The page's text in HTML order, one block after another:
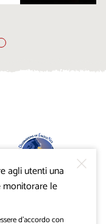
agli utenti una
monitorare le
d’accordo con